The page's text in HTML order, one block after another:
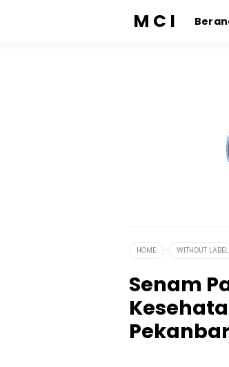
M C I
HOME WITHOUT LABEL
Senam